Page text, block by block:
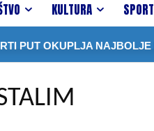
KULTURA SPORT
OKUPLJA NAJBOLJE